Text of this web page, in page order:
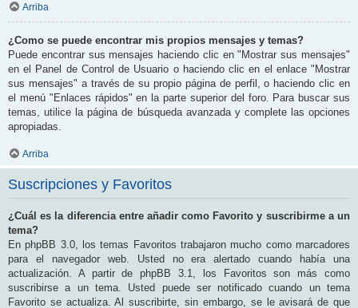
Arriba
¿Como se puede encontrar mis propios mensajes y temas?
Puede encontrar sus mensajes haciendo clic en "Mostrar sus mensajes"
en el Panel de Control de Usuario o haciendo clic en el enlace "Mostrar
sus mensajes" a través de su propio página de perfil, o haciendo clic en
el menú "Enlaces rápidos" en la parte superior del foro. Para buscar sus
temas, utilice la página de búsqueda avanzada y complete las opciones
apropiadas.
Arriba
Suscripciones y Favoritos
¿Cuál es la diferencia entre añadir como Favorito y suscribirme a un
tema?
En phpBB 3.0, los temas Favoritos trabajaron mucho como marcadores
para el navegador web. Usted no era alertado cuando había una
actualización. A partir de phpBB 3.1, los Favoritos son más como
suscribirse a un tema. Usted puede ser notificado cuando un tema
Favorito se actualiza. Al suscribirte, sin embargo, se le avisará de que